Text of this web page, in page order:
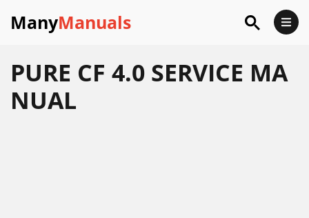
ManyManuals
PURE CF 4.0 SERVICE MA
NUAL